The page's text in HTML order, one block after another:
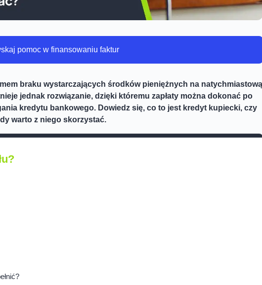
pomoc w finansowaniu faktur
braku wystarczających środków pieniężnych na natychmiastową
jednak rozwiązanie, dzięki któremu zapłaty można dokonać po
kredytu bankowego. Dowiedz się, co to jest kredyt kupiecki, czy
warto z niego skorzystać.